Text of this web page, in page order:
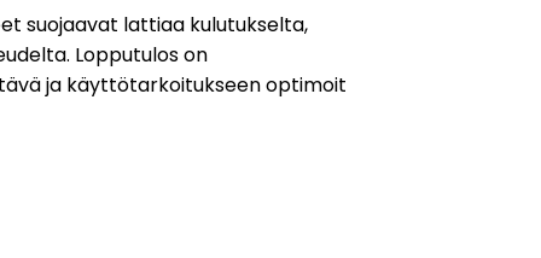
suojaavat lattiaa kulutukselta,
Lopputulos on
ja käyttötarkoitukseen optimoitu.